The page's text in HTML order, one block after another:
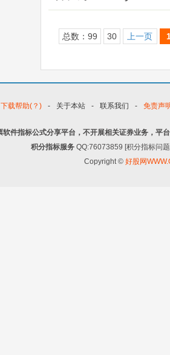
总数：99 30 上一页
下载帮助(？) - 关于本站 - 联系我们 - 免责声
件指标公式分享平台，不开展相关证券业务，平
积分指标服务 QQ:76073859 [积分指标问
Copyright © 好股网